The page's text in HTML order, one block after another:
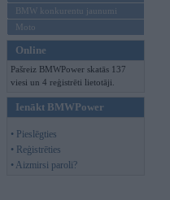
BMW konkurentu jaunumi
Moto
Online
Pašreiz BMWPower skatās 137
viesi un 4 reģistrēti lietotāji.
Ienākt BMWPower
• Pieslēgties
• Reģistrēties
• Aizmirsi paroli?